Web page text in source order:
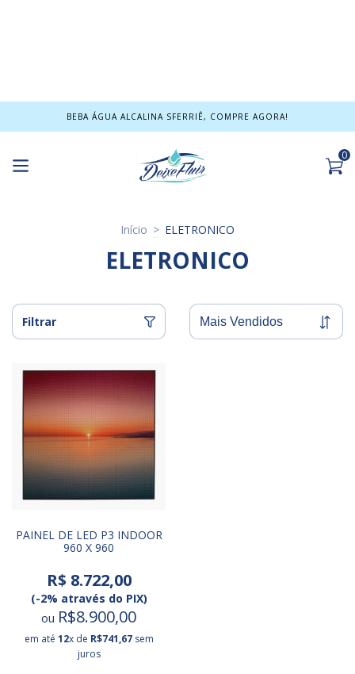
BEBA ÁGUA ALCALINA SFERRIÊ, COMPRE AGORA!
0
Início > ELETRONICO
ELETRONICO
Filtrar
PAINEL DE LED P3 INDOOR
960 X 960
R$ 8.722,00
(-2% através do PIX)
ou R$8.900,00
em até 12x de R$741,67sem
juros